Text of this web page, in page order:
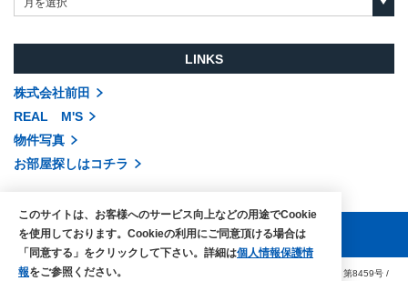
LINKS
株式会社前田
REAL M'S
物件写真
お部屋探しはコチラ
COPYRIGHTS © MAEDA co.,ltd. ALL RIGHTS RESERVED. 国土交通大臣（3）第8459号 /
このサイトは、お客様へのサービス向上などの用途でCookie
を使用しております。Cookieの利用にご同意頂ける場合は
「同意する」をクリックして下さい。詳細は個人情報保護情
報をご参照ください。